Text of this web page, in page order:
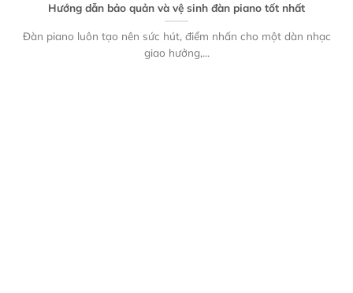
Hướng dẫn bảo quản và vệ sinh đàn piano tốt nhất
Đàn piano luôn tạo nên sức hút, điểm nhấn cho một dàn nhạc
giao hưởng,...